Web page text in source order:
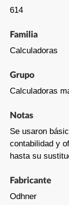
614
Familia
Calculadoras
Grupo
Calculadoras
Notas
Se usaron
contabilidad y
hasta su
Fabricante
Odhner